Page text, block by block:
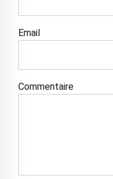
Email
Commentaire